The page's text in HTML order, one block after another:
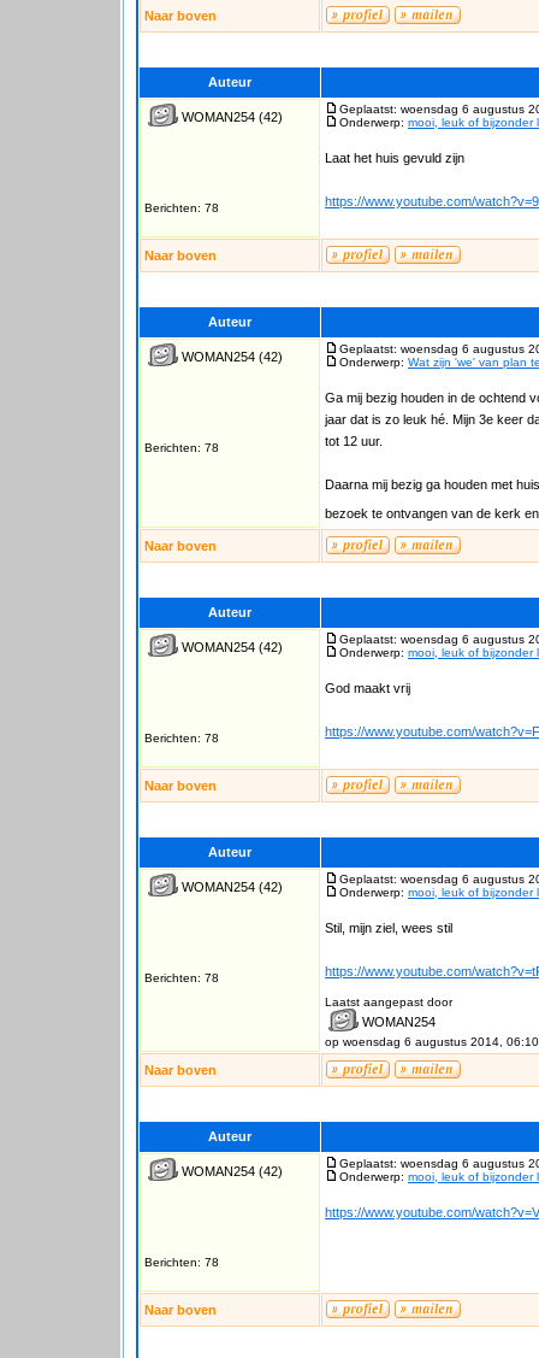
Naar boven
Auteur
WOMAN254 (42)
Berichten: 78
Geplaatst: woensdag 6 augustus
Onderwerp: mooi, leuk of bijzonder
Laat het huis gevuld zijn
https://www.youtube.com/
Naar boven
Auteur
WOMAN254 (42)
Berichten: 78
Geplaatst: woensdag 6 augustus
Onderwerp: Wat zijn 'we' van plan
Ga mij bezig houden in de ochtend
jaar dat is zo leuk hé. Mijn 3e keer
tot 12 uur.
Daarna mij bezig ga houden met
bezoek te ontvangen van de kerk
Naar boven
Auteur
WOMAN254 (42)
Berichten: 78
Geplaatst: woensdag 6 augustus
Onderwerp: mooi, leuk of bijzonder
God maakt vrij
https://www.youtube.com/
Naar boven
Auteur
WOMAN254 (42)
Berichten: 78
Geplaatst: woensdag 6 augustus
Onderwerp: mooi, leuk of bijzonder
Stil, mijn ziel, wees stil
https://www.youtube.com/
Laatst aangepast door
WOMAN254
op woensdag 6 augustus 2014, 06:10
Naar boven
Auteur
WOMAN254 (42)
Berichten: 78
Geplaatst: woensdag 6 augustus
Onderwerp: mooi, leuk of bijzonder
https://www.youtube.com/
Naar boven